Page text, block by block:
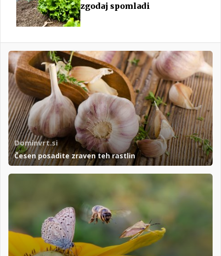
zgodaj spomladi
Dominvrt.si
Česen posadite zraven teh rastlin